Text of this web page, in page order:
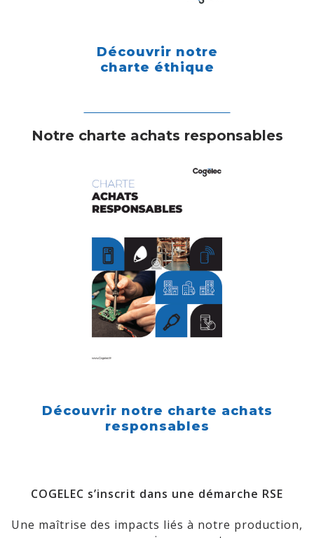
Découvrir notre
charte éthique
Notre charte achats responsables
Découvrir notre charte achats
responsables
COGELEC s’inscrit dans une démarche RSE
Une maîtrise des impacts liés à notre production,